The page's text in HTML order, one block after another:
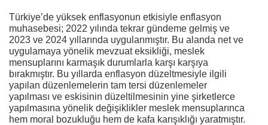
Türkiye’de yüksek enflasyonun etkisiyle enflasyon
muhasebesi; 2022 yılında tekrar gündeme gelmiş ve
2023 ve 2024 yıllarında uygulanmıştır. Bu alanda net ve
uygulamaya yönelik mevzuat eksikliği, meslek
mensuplarını karmaşık durumlarla karşı karşıya
bırakmıştır. Bu yıllarda enflasyon düzeltmesiyle ilgili
yapılan düzenlemelerin tam tersi düzenlemeler
yapılması ve eskisinin düzeltilmesinin yine şirketlerce
yapılmasına yönelik değişiklikler meslek mensuplarınca
hem moral bozukluğu hem de kafa karışıklığı yaratmıştır.